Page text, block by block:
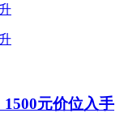
元价位入手